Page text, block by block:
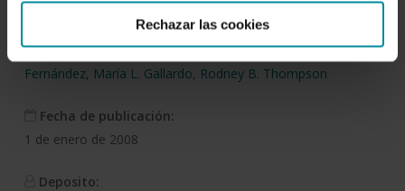
Rechazar las cookies
Carolina Martínez,M. Rosa Granados García,María D.
Fernández, María L. Gallardo, Rodney B. Thompson
Fecha de publicación:
1 de enero de 2008
Deposito: